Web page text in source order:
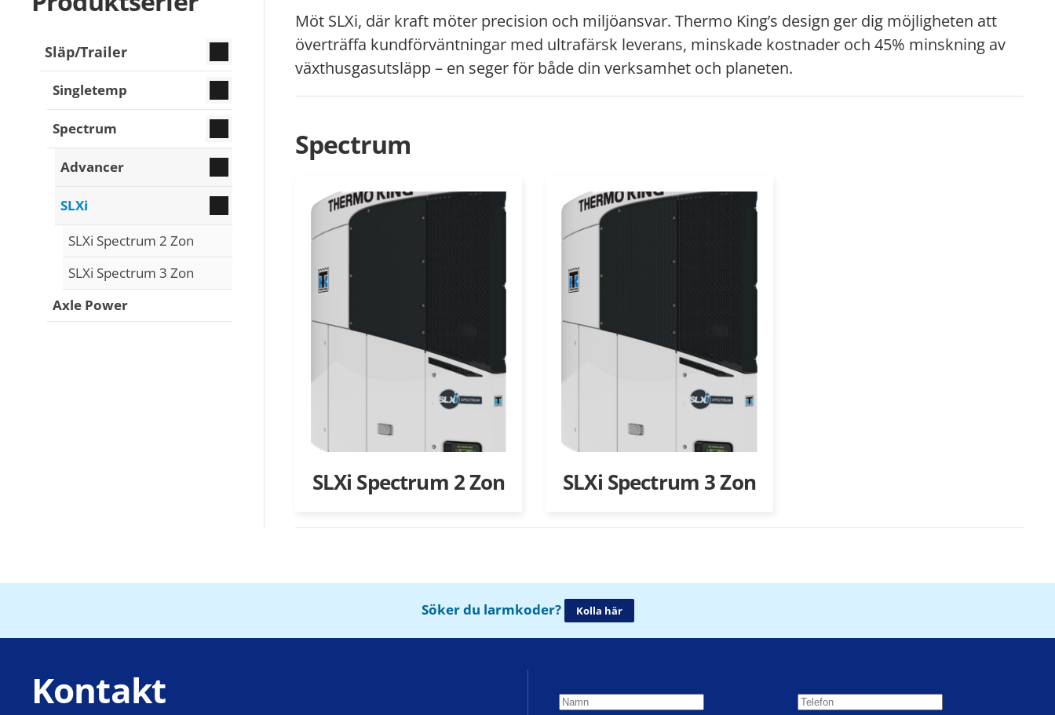
Möt SLXi, där kraft möter precision och miljöansvar. Thermo King’s design ger dig möjligheten att
överträffa kundförväntningar med ultrafärsk leverans, minskade kostnader och 45% minskning av
växthusgasutsläpp – en seger för både din verksamhet och planeten.
Spectrum
SLXi Spectrum 2 Zon SLXi Spectrum 3 Zon
Släp/Trailer
Singletemp
Spectrum
Advancer
SLXi
SLXi Spectrum 2 Zon
SLXi Spectrum 3 Zon
Axle Power
Söker du larmkoder? Kolla här
Kontakt